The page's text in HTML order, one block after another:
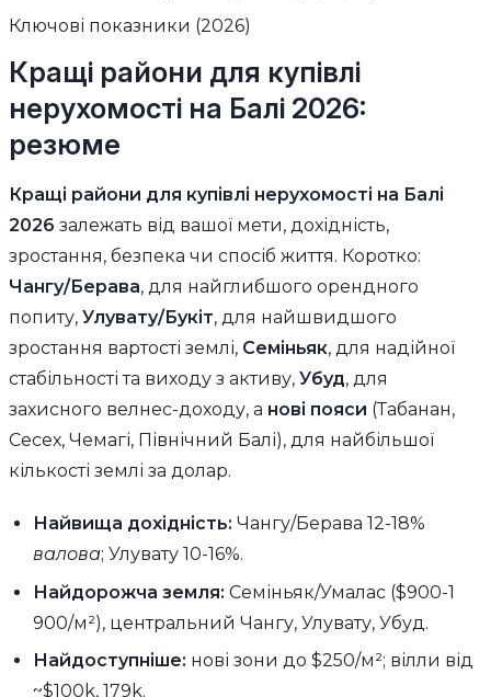
Ключові показники (2026)
Кращі райони для купівлі
нерухомості на Балі 2026:
резюме
Кращі райони для купівлі нерухомості на Балі
2026 залежать від вашої мети, дохідність,
зростання, безпека чи спосіб життя. Коротко:
Чангу/Берава, для найглибшого орендного
попиту, Улувату/Букіт, для найшвидшого
зростання вартості землі, Семіньяк, для надійної
стабільності та виходу з активу, Убуд, для
захисного велнес-доходу, а нові пояси (Табанан,
Сесех, Чемагі, Північний Балі), для найбільшої
кількості землі за долар.
Найвища дохідність: Чангу/Берава 12-18%
валова; Улувату 10-16%.
Найдорожча земля: Семіньяк/Умалас ($900-1
900/м²), центральний Чангу, Улувату, Убуд.
Найдоступніше: нові зони до $250/м²; вілли від
~$100k, 179k.